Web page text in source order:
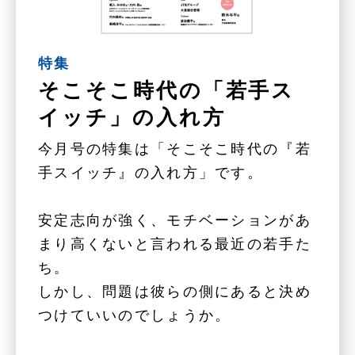
特集
そこそこ時代の「若手ス
イッチ」の入れ方
今月号の特集は「そこそこ時代の『若
手スイッチ』の入れ方」です。
安定志向が強く、モチベーションがあ
まり高くないと言われる最近の若手た
ち。
しかし、問題は彼らの側にあると決め
つけていいのでしょうか。